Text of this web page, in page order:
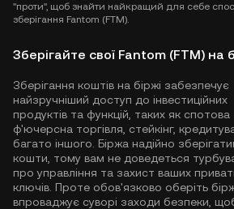
"проти", щоб знайти найкращий для себе
зберігання Fantom (FTM).
Зберігайте свої Fantom (FTM) на
Зберігання коштів на біржі забезпечує
найзручніший доступ до інвестиційних
продуктів та функцій, таких як спотова
ф'ючерсна торгівля, стейкінг,
багато іншого. Біржа надійно
кошти, тому вам не доведеться
про управління та захист ваших
ключів. Проте обов'язково оберіть
впроваджує суворі заходи безпеки,